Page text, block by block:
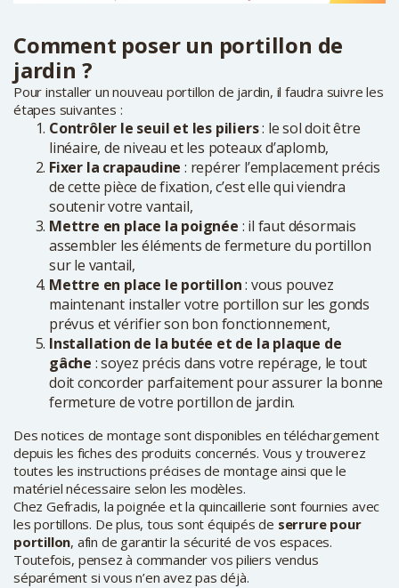
Comment poser un portillon de
jardin ?
Pour installer un nouveau portillon de jardin, il faudra suivre les
étapes suivantes :
Contrôler le seuil et les piliers: le sol doit être
linéaire, de niveau et les poteaux d’aplomb,
Fixer la crapaudine : repérer l’emplacement précis
de cette pièce de fixation, c’est elle qui viendra
soutenir votre vantail,
Mettre en place la poignée : il faut désormais
assembler les éléments de fermeture du portillon
sur le vantail,
Mettre en place le portillon: vous pouvez
maintenant installer votre portillon sur les gonds
prévus et vérifier son bon fonctionnement,
Installation de la butée et de la plaque de
gâche : soyez précis dans votre repérage, le tout
doit concorder parfaitement pour assurer la bonne
fermeture de votre portillon de jardin.
Des notices de montage sont disponibles en téléchargement
depuis les fiches des produits concernés. Vous y trouverez
toutes les instructions précises de montage ainsi que le
matériel nécessaire selon les modèles.
Chez Gefradis, la poignée et la quincaillerie sont fournies avec
les portillons. De plus, tous sont équipés de serrure pour
portillon, afin de garantir la sécurité de vos espaces.
Toutefois, pensez à commander vos piliers vendus
séparément si vous n’en avez pas déjà.